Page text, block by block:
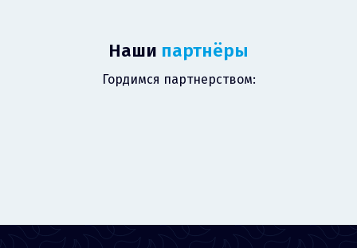
Наши партнёры
Гордимся партнерством: